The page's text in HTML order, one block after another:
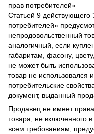
прав потребителей»
Статьей 9
потребителей»
непродовольственный
аналогичный, если
габаритам, фасону,
не может быть
товар не использовался
потребительские
документ, выданный
Продавец не имеет
товара, не включенного
всем требованиям,